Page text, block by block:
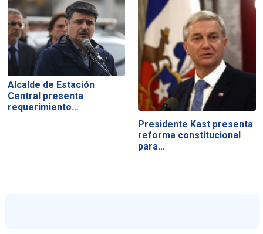
Alcalde de Estación
Central presenta
requerimiento…
Presidente Kast presenta
reforma constitucional
para…